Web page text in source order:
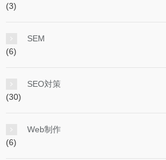
(3)
SEM
(6)
SEO対策
(30)
Web制作
(6)